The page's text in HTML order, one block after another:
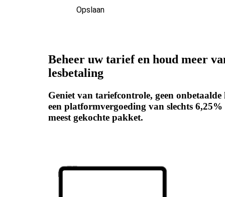
Opslaan
Beheer uw tarief en houd meer
lesbetaling
Geniet van tariefcontrole, geen onbetaalde
een platformvergoeding van slechts
meest gekochte pakket.